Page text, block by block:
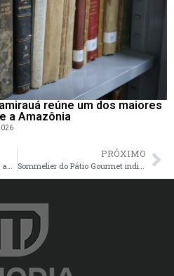
reúne um dos maiores
a Amazônia
‘Circuito Cultural Manaus 352 anos’ continua até quinta-feira (21/10)
PRÓXIMO
Sommelier do Pátio Gourmet indica cervejas que combinam com o clima amazônico